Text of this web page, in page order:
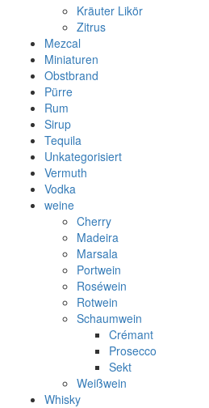
Kräuter Likör
Zitrus
Mezcal
Miniaturen
Obstbrand
Pürre
Rum
Sirup
Tequila
Unkategorisiert
Vermuth
Vodka
weine
Cherry
Madeira
Marsala
Portwein
Roséwein
Rotwein
Schaumwein
Crémant
Prosecco
Sekt
Weißwein
Whisky